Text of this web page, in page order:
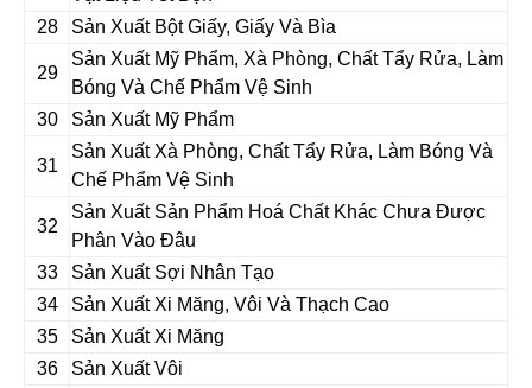
28
Sản Xuất Bột Giấy, Giấy Và Bìa
29
Sản Xuất Mỹ Phẩm, Xà Phòng, Chất Tẩy Rửa, Làm
Bóng Và Chế Phẩm Vệ Sinh
30
Sản Xuất Mỹ Phẩm
31
Sản Xuất Xà Phòng, Chất Tẩy Rửa, Làm Bóng Và
Chế Phẩm Vệ Sinh
32
Sản Xuất Sản Phẩm Hoá Chất Khác Chưa Được
Phân Vào Đâu
33
Sản Xuất Sợi Nhân Tạo
34
Sản Xuất Xi Măng, Vôi Và Thạch Cao
35
Sản Xuất Xi Măng
36
Sản Xuất Vôi